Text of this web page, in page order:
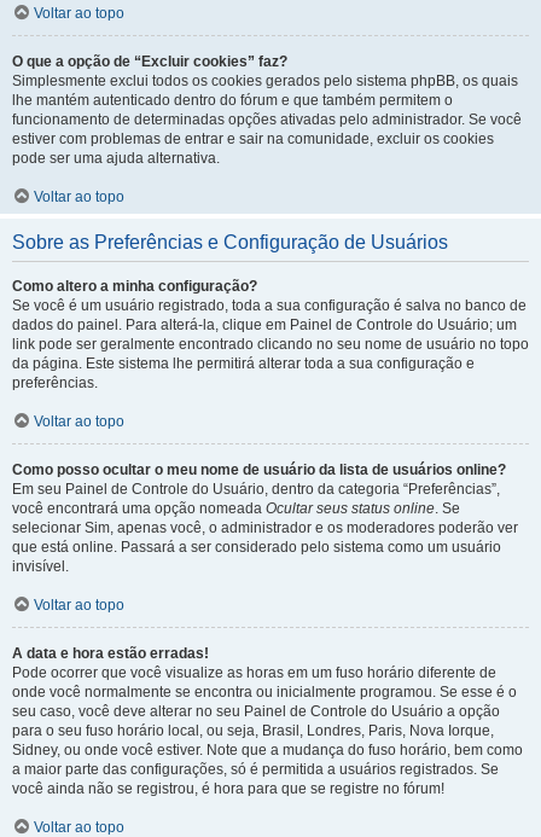
Voltar ao topo
O que a opção de “Excluir cookies” faz?
Simplesmente exclui todos os cookies gerados pelo sistema phpBB, os quais
lhe mantém autenticado dentro do fórum e que também permitem o
funcionamento de determinadas opções ativadas pelo administrador. Se você
estiver com problemas de entrar e sair na comunidade, excluir os cookies
pode ser uma ajuda alternativa.
Voltar ao topo
Sobre as Preferências e Configuração de Usuários
Como altero a minha configuração?
Se você é um usuário registrado, toda a sua configuração é salva no banco de
dados do painel. Para alterá-la, clique em Painel de Controle do Usuário; um
link pode ser geralmente encontrado clicando no seu nome de usuário no topo
da página. Este sistema lhe permitirá alterar toda a sua configuração e
preferências.
Voltar ao topo
Como posso ocultar o meu nome de usuário da lista de usuários online?
Em seu Painel de Controle do Usuário, dentro da categoria “Preferências”,
você encontrará uma opção nomeada Ocultar seus status online. Se
selecionar Sim, apenas você, o administrador e os moderadores poderão ver
que está online. Passará a ser considerado pelo sistema como um usuário
invisível.
Voltar ao topo
A data e hora estão erradas!
Pode ocorrer que você visualize as horas em um fuso horário diferente de
onde você normalmente se encontra ou inicialmente programou. Se esse é o
seu caso, você deve alterar no seu Painel de Controle do Usuário a opção
para o seu fuso horário local, ou seja, Brasil, Londres, Paris, Nova Iorque,
Sidney, ou onde você estiver. Note que a mudança do fuso horário, bem como
a maior parte das configurações, só é permitida a usuários registrados. Se
você ainda não se registrou, é hora para que se registre no fórum!
Voltar ao topo